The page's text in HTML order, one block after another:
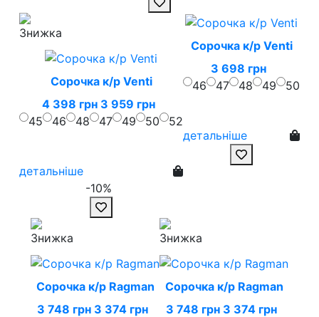
Сорочка к/р Venti
4 398 грн 3 959 грн
45
46 48 47 49 50 52
детальніше
-10%
Сорочка к/р Venti
3 698 грн
46
47 48 49 50
детальніше
Сорочка к/р Ragman
3 748 грн 3 374 грн
Сорочка к/р Ragman
3 748 грн 3 374 грн